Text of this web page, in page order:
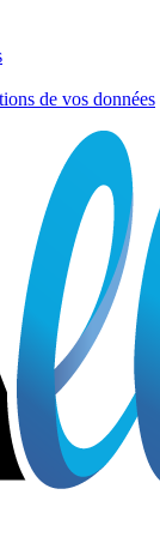
de vos données